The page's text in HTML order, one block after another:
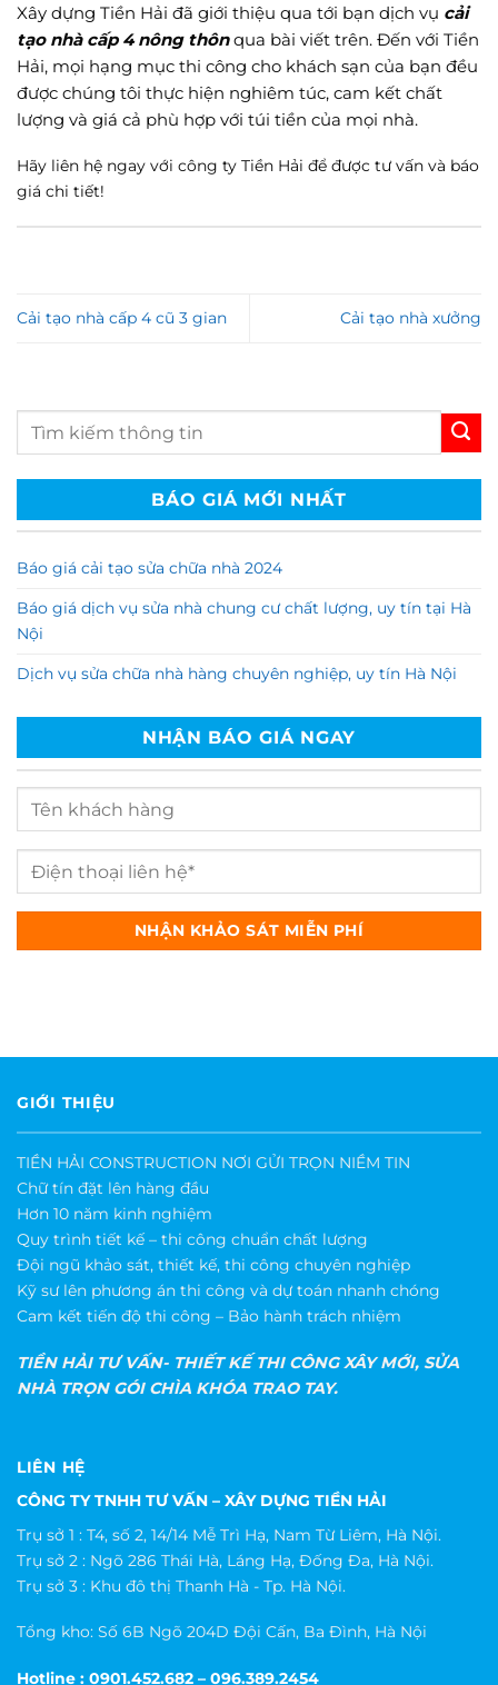
Xây dựng Tiền Hải đã giới thiệu qua tới bạn dịch vụ cải
tạo nhà cấp 4 nông thônqua bài viết trên. Đến với Tiền
Hải, mọi hạng mục thi công cho khách sạn của bạn đều
được chúng tôi thực hiện nghiêm túc, cam kết chất
lượng và giá cả phù hợp với túi tiền của mọi nhà.
Hãy liên hệ ngay với công ty Tiền Hải để được tư vấn và báo
giá chi tiết!
Cải tạo nhà cấp 4 cũ 3 gian Cải tạo nhà xưởng
BÁO GIÁ MỚI NHẤT
Báo giá cải tạo sửa chữa nhà 2024
Báo giá dịch vụ sửa nhà chung cư chất lượng, uy tín tại Hà
Nội
Dịch vụ sửa chữa nhà hàng chuyên nghiệp, uy tín Hà Nội
NHẬN BÁO GIÁ NGAY
GIỚI THIỆU
TIỀN HẢI CONSTRUCTION NƠI GỬI TRỌN NIỀM TIN
Chữ tín đặt lên hàng đầu
Hơn 10 năm kinh nghiệm
Quy trình tiết kế – thi công chuẩn chất lượng
Đội ngũ khảo sát, thiết kế, thi công chuyên nghiệp
Kỹ sư lên phương án thi công và dự toán nhanh chóng
Cam kết tiến độ thi công – Bảo hành trách nhiệm
TIỀN HẢI TƯ VẤN- THIẾT KẾ THI CÔNG XÂY MỚI, SỬA
NHÀ TRỌN GÓI CHÌA KHÓA TRAO TAY.
LIÊN HỆ
CÔNG TY TNHH TƯ VẤN – XÂY DỰNG TIỀN HẢI
Trụ sở 1 : T4, số 2, 14/14 Mễ Trì Hạ, Nam Từ Liêm, Hà Nội.
Trụ sở 2 : Ngõ 286 Thái Hà, Láng Hạ, Đống Đa, Hà Nội.
Trụ sở 3 : Khu đô thị Thanh Hà - Tp. Hà Nội.
Tổng kho: Số 6B Ngõ 204D Đội Cấn, Ba Đình, Hà Nội
Hotline : 0901.452.682 – 096.389.2454